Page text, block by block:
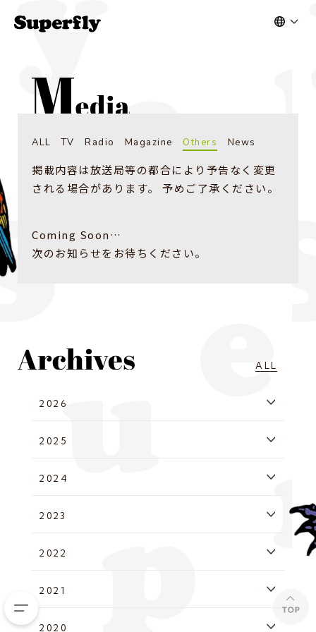
ALL TV Radio Magazine Others News
掲載内容は放送局等の都合により予告なく変更
される場合があります。 予めご了承ください。
Coming Soon…
次のお知らせをお待ちください。
ALL
2026
2025
2024
2023
2022
2021
2020